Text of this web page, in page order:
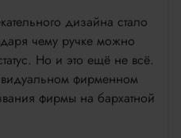
дизайна стало
чему ручке можно
Но и это ещё не всё.
фирменном
фирмы на бархатной